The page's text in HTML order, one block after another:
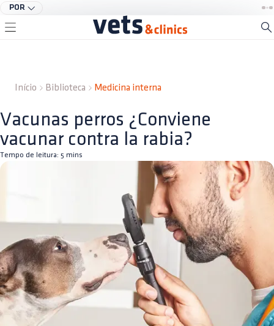
POR
Início Biblioteca Medicina interna
Vacunas perros ¿Conviene
vacunar contra la rabia?
Tempo de leitura: 5 mins